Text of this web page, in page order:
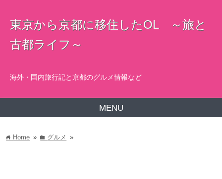
東京から京都に移住したOL ～旅と
古都ライフ～
海外・国内旅行記と京都のグルメ情報など
MENU
home Home » folder グルメ »